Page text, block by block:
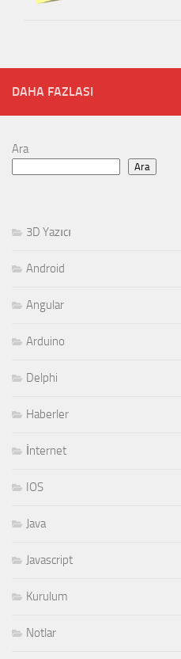
DAHA FAZLASI
Ara
Ara
3D Yazıcı
Android
Angular
Arduino
Delphi
Haberler
İnternet
IOS
Java
Javascript
Kurulum
Notlar